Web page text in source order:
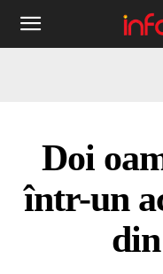
Informația
Doi
într-un